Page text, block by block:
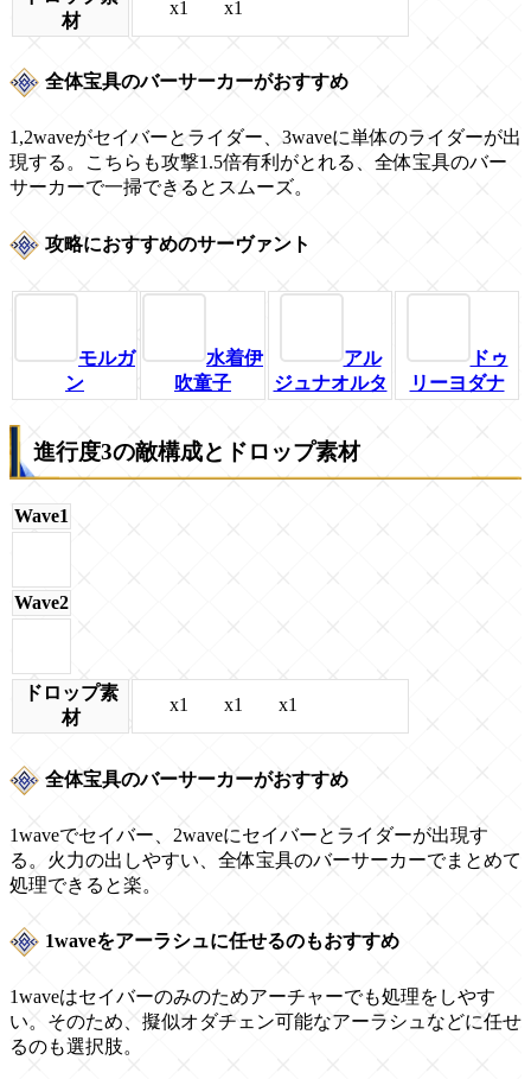
材
x1 x1
全体宝具のバーサーカーがおすすめ
1,2waveがセイバーとライダー、3waveに単体のライダーが出
現する。こちらも攻撃1.5倍有利がとれる、全体宝具のバー
サーカーで一掃できるとスムーズ。
攻略におすすめのサーヴァント
モルガ
ン
水着伊
吹童子
アル
ジュナオルタ
ドゥ
リーヨダナ
進行度3の敵構成とドロップ素材
Wave1
Wave2
ドロップ素
材
x1 x1 x1
全体宝具のバーサーカーがおすすめ
1waveでセイバー、2waveにセイバーとライダーが出現す
る。火力の出しやすい、全体宝具のバーサーカーでまとめて
処理できると楽。
1waveをアーラシュに任せるのもおすすめ
1waveはセイバーのみのためアーチャーでも処理をしやす
い。そのため、擬似オダチェン可能なアーラシュなどに任せ
るのも選択肢。